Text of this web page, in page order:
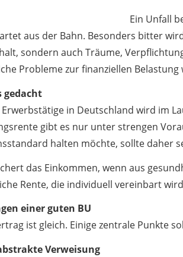
Ein Unfall
aus der Bahn. Besonders bitter
sondern auch Träume,
Probleme zur finanziellen Belastung
gedacht
in Deutschland wird im
gibt es nur unter strengen
halten möchte, sollte daher
das Einkommen, wenn aus
Rente, die individuell vereinbart
einer guten BU
ist gleich. Einige zentrale Punkte
Verweisung